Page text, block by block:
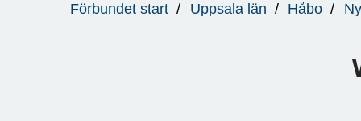
är
Förbundet start Uppsala län Håbo